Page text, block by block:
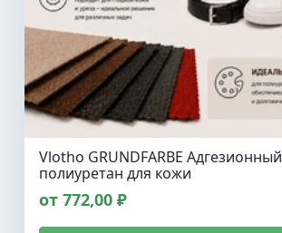
Vlotho GRUNDFARBE Адгезионный
полиуретан для кожи
от 772,00 ₽